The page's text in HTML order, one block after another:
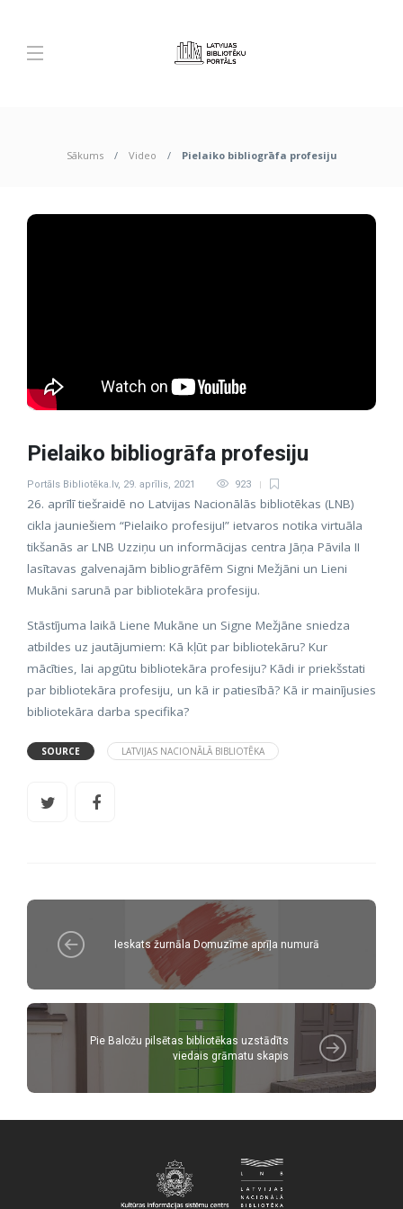
Sākums Video Pielaiko bibliogrāfa profesiju
Pielaiko bibliogrāfa profesiju
Portāls Bibliotēka.lv, 29. aprīlis, 2021 923
26. aprīlī tiešraidē no Latvijas Nacionālās bibliotēkas (LNB)
cikla jauniešiem “Pielaiko profesiju!” ietvaros notika virtuāla
tikšanās ar LNB Uzziņu un informācijas centra Jāņa Pāvila II
lasītavas galvenajām bibliogrāfēm Signi Mežjāni un Lieni
Mukāni sarunā par bibliotekāra profesiju.
Stāstījuma laikā Liene Mukāne un Signe Mežjāne sniedza
atbildes uz jautājumiem: Kā kļūt par bibliotekāru? Kur
mācīties, lai apgūtu bibliotekāra profesiju? Kādi ir priekšstati
par bibliotekāra profesiju, un kā ir patiesībā? Kā ir mainījusies
bibliotekāra darba specifika?
SOURCE LATVIJAS NACIONĀLĀ BIBLIOTĒKA
Ieskats žurnāla Domuzīme aprīļa numurā
Pie Baložu pilsētas bibliotēkas uzstādīts
viedais grāmatu skapis